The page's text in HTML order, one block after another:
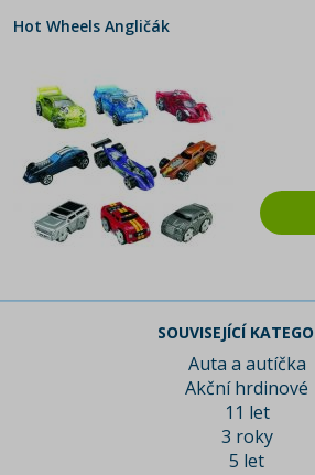
Hot Wheels Angličák
SOUVISEJÍCÍ
Auta a autíčka
Akční hrdinové
11 let
3 roky
5 let